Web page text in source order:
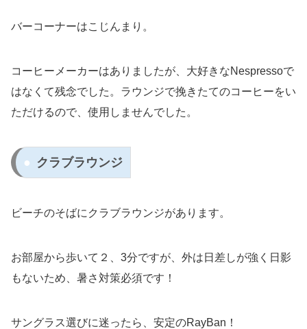
バーコーナーはこじんまり。
コーヒーメーカーはありましたが、大好きなNespressoで
はなくて残念でした。ラウンジで挽きたてのコーヒーをい
ただけるので、使用しませんでした。
クラブラウンジ
ビーチのそばにクラブラウンジがあります。
お部屋から歩いて２、3分ですが、外は日差しが強く日影
もないため、暑さ対策必須です！
サングラス選びに迷ったら、安定のRayBan！